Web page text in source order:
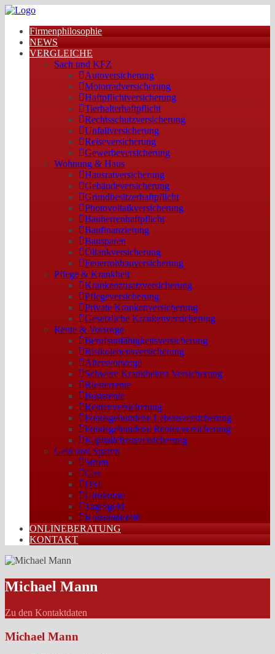
Firmenphilosophie
NEWS
VERGLEICHE
Sach und KFZ
Autoversicherung
Motorradversicherung
Haftpflichtversicherung
Tierhalterhaftpflicht
Rechtsschutzversicherung
Unfallversicherung
Reiseversicherung
Gewerbeversicherung
Wohnung & Haus
Hausratversicherung
Gebäudeversicherung
Grundbesitzerhaftpflicht
Photovoltaikversicherung
Bauherrenhaftpflicht
Baufinanzierung
Bausparen
Öltankversicherung
Feuerrohbauversicherung
Pflege & Krankheit
Krankenzusatzversicherung
Pflegeversicherung
Private Krankenversicherung
Gesetzliche Krankenversicherung
Rente & Vorsorge
Berufs­unfähigkeitsversicherung
Risikolebensversicherung
Altersvorsorge
Schwere Krankheiten Versicherung
Riesterrente
Basisrente
Rentenversicherung
Fondsgebundene Lebensversicherung
Fondsgebundene Rentenversicherung
Kapitallebensversicherung
Geld und Sparen
Strom
Gas
DSL
Girokonto
Tagesgeld
Konsumkredit
ONLINEBERATUNG
KONTAKT
Michael Mann
Zu den Kontaktdaten
Michael Mann